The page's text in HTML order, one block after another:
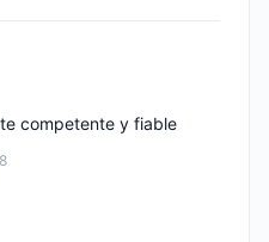
competente y fiable